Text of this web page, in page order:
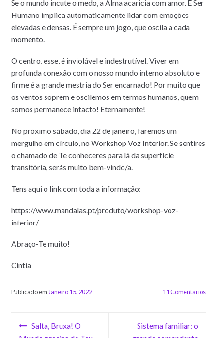
Se o mundo incute o medo, a Alma acaricia com amor. E Ser
Humano implica automaticamente lidar com emoções
elevadas e densas. É sempre um jogo, que oscila a cada
momento.
O centro, esse, é inviolável e indestrutível. Viver em
profunda conexão com o nosso mundo interno absoluto e
firme é a grande mestria do Ser encarnado! Por muito que
os ventos soprem e oscilemos em termos humanos, quem
somos permanece intacto! Eternamente!
No próximo sábado, dia 22 de janeiro, faremos um
mergulho em círculo, no Workshop Voz Interior. Se sentires
o chamado de Te conheceres para lá da superfície
transitória, serás muito bem-vindo/a.
Tens aqui o link com toda a informação:
https://www.mandalas.pt/produto/workshop-voz-
interior/
Abraço-Te muito!
Cíntia
Publicado em Janeiro 15, 2022 11 Comentários
Navegação
Salta, Bruxa! O
Sistema familiar: o